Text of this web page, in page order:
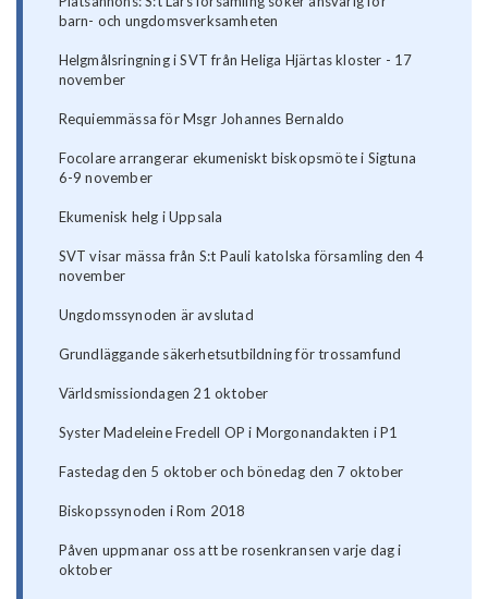
barn- och ungdomsverksamheten
Helgmålsringning i SVT från Heliga Hjärtas kloster - 17
november
Requiemmässa för Msgr Johannes Bernaldo
Focolare arrangerar ekumeniskt biskopsmöte i Sigtuna
6-9 november
Ekumenisk helg i Uppsala
SVT visar mässa från S:t Pauli katolska församling den 4
november
Ungdomssynoden är avslutad
Grundläggande säkerhetsutbildning för trossamfund
Världsmissiondagen 21 oktober
Syster Madeleine Fredell OP i Morgonandakten i P1
Fastedag den 5 oktober och bönedag den 7 oktober
Biskopssynoden i Rom 2018
Påven uppmanar oss att be rosenkransen varje dag i
oktober